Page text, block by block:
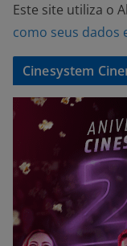
Este site utiliza o
como seus dados
Cinesystem